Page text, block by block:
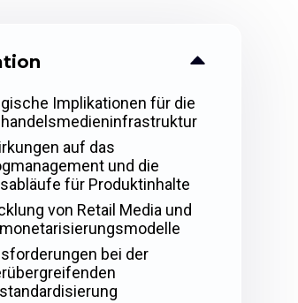
Implikationen für die
auf das
und die
für Produktinhalte
von Retail Media und
bei der